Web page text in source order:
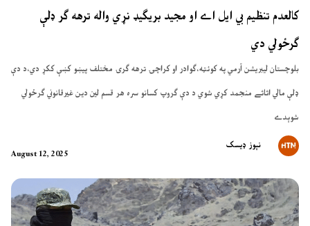
کالعدم تنظيم بي ايل اے او مجيد بريګيډ نړي واله ترهه ګر ډلې
ګرځولي دي
بلوچستان ليبريشن آرمي په کوئټه،ګوادر او کراچۍ ترهه ګرۍ مختلف پيښو کښې ککړ دي،د دې
ډلې مالي اثاثے منجمد کړي شوي د دې ګروپ کسانو سره هر قسم لين دين غيرقانوني ګرځولي
شوېدے
August 12, 2025
نېوز ډیسک